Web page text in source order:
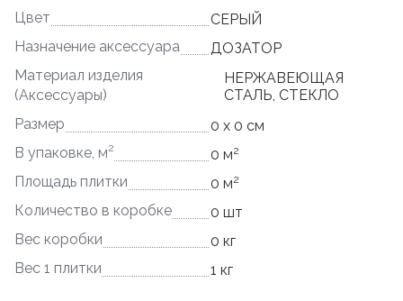
Цвет
СЕРЫЙ
Назначение аксессуара
ДОЗАТОР
Материал изделия
(Аксессуары)
НЕРЖАВЕЮЩАЯ
СТАЛЬ, СТЕКЛО
Размер
0 x 0 см
В упаковке, м2 0 м2
Площадь плитки 0 м2
Количество в коробке
0 шт
Вес коробки
0 кг
Вес 1 плитки
1 кг